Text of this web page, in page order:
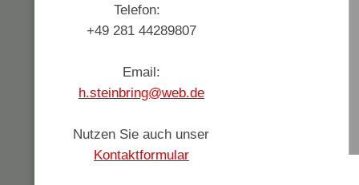
Telefon:
+49 281 44289807
Email:
h.steinbring@web.de
Nutzen Sie auch unser
Kontaktformular